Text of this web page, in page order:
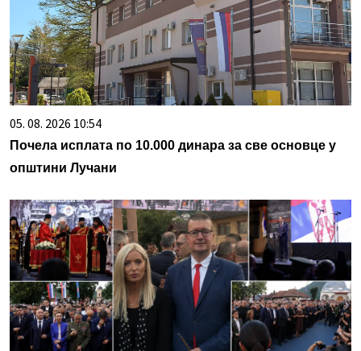
05. 08. 2026 10:54
Почела исплата по 10.000 динара за све основце у
општини Лучани